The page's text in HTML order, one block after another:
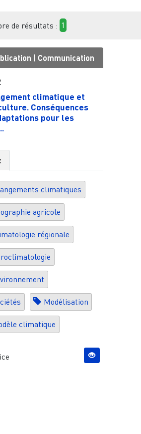
de résultats : 1
| Communication
climatique et
Conséquences
pour les
climatiques
agricole
régionale
Modélisation
climatique